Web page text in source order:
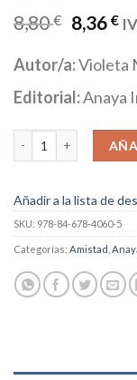
8,80€ 8,36€
Autor/a:Violeta
Editorial:Anaya
El cuadro más triste
Añadir a la lista de
SKU: 978-84-678-4060-5
Categorías: Amistad